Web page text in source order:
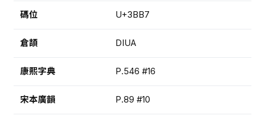
碼位 U+3BB7
倉頡 DIUA
康熙字典 P.546 #16
宋本廣韻 P.89 #10